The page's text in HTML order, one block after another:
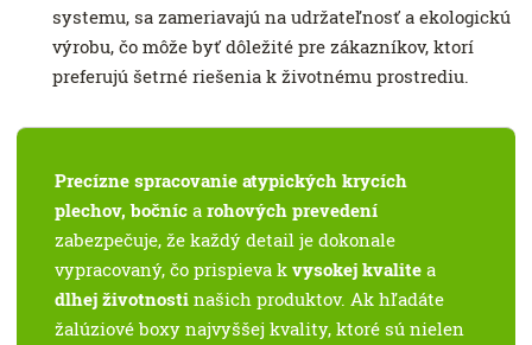
systemu, sa zameriavajú na udržateľnosť a ekologickú
výrobu, čo môže byť dôležité pre zákazníkov, ktorí
preferujú šetrné riešenia k životnému prostrediu.
Precízne spracovanie atypických krycích
plechov, bočníc a rohových prevedení
zabezpečuje, že každý detail je dokonale
vypracovaný, čo prispieva k vysokej kvalite a
dlhej životnosti našich produktov. Ak hľadáte
žalúziové boxy najvyššej kvality, ktoré sú nielen